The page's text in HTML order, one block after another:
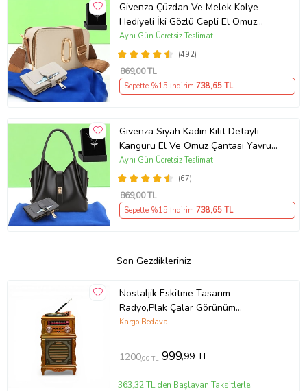
Givenza Çüzdan Ve Melek Kolye
Hediyeli İki Gözlü Cepli El Omuz
Çanta (Krem)
(492)
Aynı Gün Ücretsiz Teslimat
869,00 TL
Sepette %15 İndirim 738,65 TL
Givenza Siyah Kadın Kilit Detaylı
Kanguru El Ve Omuz Çantası Yavru
Çantalı Cüzdan Ve Kolye Hediyeli
(67)
Aynı Gün Ücretsiz Teslimat
869,00 TL
Sepette %15 İndirim 738,65 TL
Son Gezdikleriniz
Nostaljik Eskitme Tasarım
Radyo,Plak Çalar Görünüm
Bluetooth Nostalji Radyo
Kargo Bedava
1200,00 TL 999,99 TL
363,32 TL'den Başlayan Taksitlerle